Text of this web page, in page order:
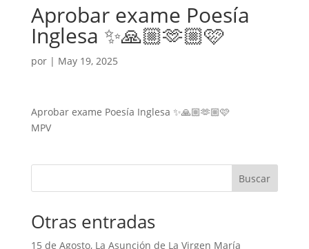
Aprobar exame Poesía
Inglesa ✨🙏🏼🫶🏼🩷
por | May 19, 2025
Aprobar exame Poesía Inglesa ✨🙏🏼🫶🏼🩷
MPV
Buscar
Otras entradas
15 de Agosto, La Asunción de La Virgen María